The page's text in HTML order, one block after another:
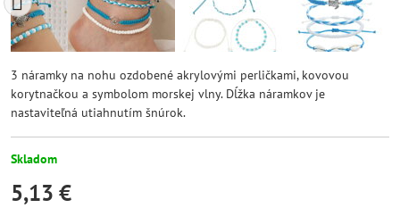
3 náramky na nohu ozdobené akrylovými perličkami, kovovou
korytnačkou a symbolom morskej vlny. Dĺžka náramkov je
nastaviteľná utiahnutím šnúrok.
Skladom
5,13 €